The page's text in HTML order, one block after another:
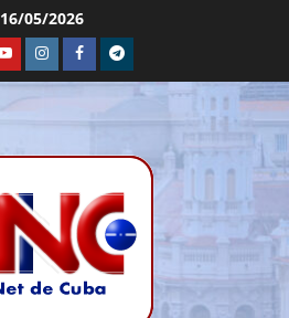
16/05/2026